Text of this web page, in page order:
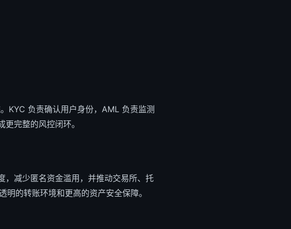
KYC 负责确认用户身份，AML 负责监测
完整的风控闭环。
，减少匿名资金滥用，并推动交易所、托
的转账环境和更高的资产安全保障。